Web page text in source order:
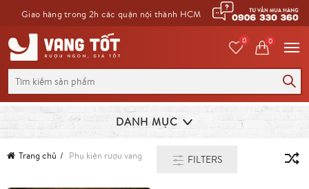
Giao hàng trong 2h các quận nội thành HCM
cho:
0 0
DANH MỤC
Trang chủ Phụ kiện rượu vang FILTERS